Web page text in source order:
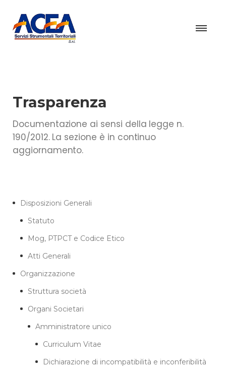
Trasparenza
Documentazione ai sensi della legge n.
190/2012. La sezione è in continuo
aggiornamento.
Disposizioni Generali
Statuto
Mog, PTPCT e Codice Etico
Atti Generali
Organizzazione
Struttura società
Organi Societari
Amministratore unico
Curriculum Vitae
Dichiarazione di incompatibilità e inconferibilità